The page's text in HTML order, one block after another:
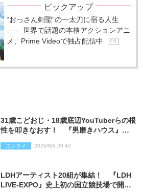
ピックアップ
“おっさん剣聖”の一太刀に宿る人生
―― 世界で話題の本格アクションアニ
メ、Prime Videoで独占配信中
P R
31歳こどおじ・18歳底辺YouTuberらの根
性を叩きなおす！ 『男磨きハウス』第2
エンタメ 2026/8/6 20:42
LDHアーティスト20組が集結！ 『LDH
LIVE‐EXPO』史上初の国立競技場で開催